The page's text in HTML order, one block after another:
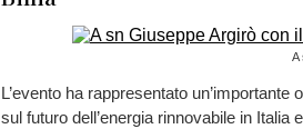
A
L’evento ha rappresentato
sul futuro dell’energia rinnovabile in Italia